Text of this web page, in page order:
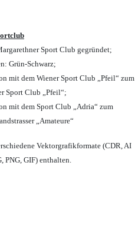
Sport Club gegründet;
Grün-Schwarz;
mit dem Wiener Sport Club „Pfeil“ zum
Sport Club „Pfeil“;
mit dem Sport Club „Adria“ zum
„Amateure“
Vektorgrafikformate (CDR, AI
PNG, GIF) enthalten.